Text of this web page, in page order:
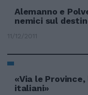
Alemanno e
nemici sul
11/12/2011
«Via le
italiani»